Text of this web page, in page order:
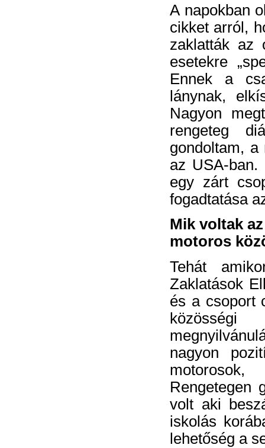
A napokban
cikket arról,
zaklatták az
esetekre
Ennek a
lánynak,
Nagyon
rengeteg
gondoltam,
az USA-ban.
egy zárt
fogadtatása
Mik voltak
motoros
Tehát
Zaklatások
és a csoport
nagyon
Rengetegen
volt aki
iskolás
lehetőség a